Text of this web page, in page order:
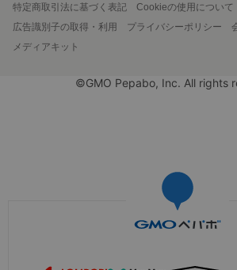
特定商取引法に基づく表記
Cookieの使用について
広告識別子の取得・利用
プライバシーポリシー
メディアキット
©GMO Pepabo, Inc. All rights